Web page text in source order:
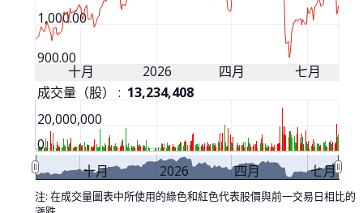
900.00
1,000.00
成交量（股） : 13,234,408
十月 2026 四月 七月
十月 2026 四月 七月
0
20,000,000